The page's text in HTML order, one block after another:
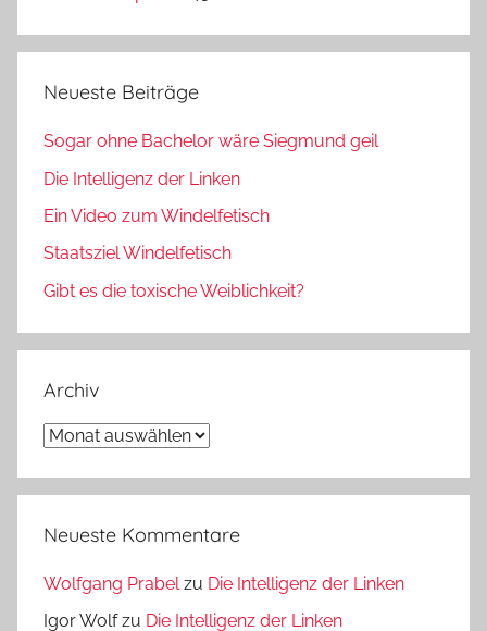
Neueste Beiträge
Sogar ohne Bachelor wäre Siegmund geil
Die Intelligenz der Linken
Ein Video zum Windelfetisch
Staatsziel Windelfetisch
Gibt es die toxische Weiblichkeit?
Archiv
Archiv
Neueste Kommentare
Wolfgang Prabelzu Die Intelligenz der Linken
Igor Wolfzu Die Intelligenz der Linken